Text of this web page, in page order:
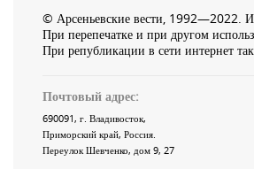
© Арсеньевские вести, 1992—2022.
При перепечатке и при другом
При републикации в сети интернет
Почтовый адрес:
690091, г. Владивосток,
Приморский край, Россия.
Переулок Шевченко, дом 9, 27